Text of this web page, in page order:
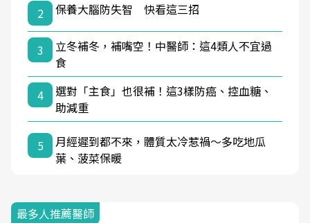
2
保養大腦防失智 快看這三招
3
立冬補冬，補嘴空！中醫師：這4類人不宜過
食
4
選對「主食」也很補！這3樣防癌、控血糖、
助減重
5
月經遲到都不來，體質太冷惹禍〜多吃地瓜
葉、菠菜保暖
最多人推薦醫師